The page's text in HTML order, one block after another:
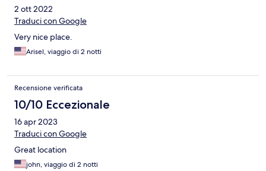
2 ott 2022
Traduci con Google
Very nice place.
Arisel, viaggio di 2 notti
Recensione verificata
10/10 Eccezionale
16 apr 2023
Traduci con Google
Great location
john, viaggio di 2 notti